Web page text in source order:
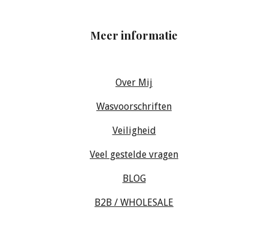
Meer informatie
Over Mij
Wasvoorschriften
Veiligheid
Veel gestelde vragen
BLOG
B2B / WHOLESALE